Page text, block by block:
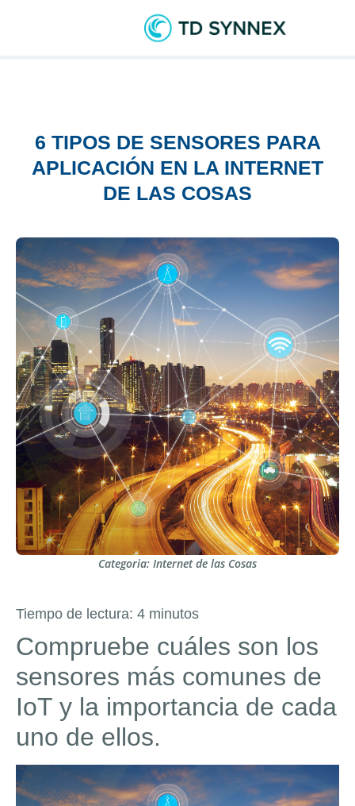
6 TIPOS DE SENSORES PARA
APLICACIÓN EN LA INTERNET
DE LAS COSAS
Categoria: Internet de las Cosas
Tiempo de lectura: 4 minutos
Compruebe cuáles son los
sensores más comunes de
IoT y la importancia de cada
uno de ellos.